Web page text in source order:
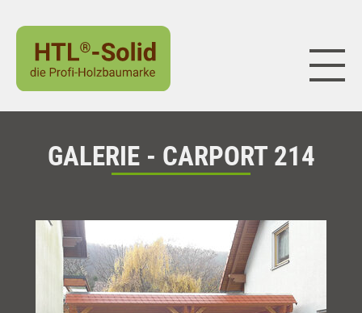
GALERIE - CARPORT 214